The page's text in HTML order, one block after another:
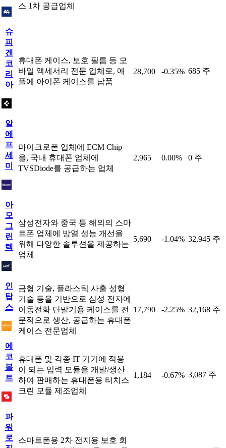
스 1차 공급업체
슈
피
겐
코
리
아
휴대폰 케이스, 보호 필름 등 모
바일 액세서리 전문 업체로, 애
플에 아이폰 케이스를 납품
28,700 -0.35% 685 주
알
에
프
세
미
마이크로폰 업체에 ECM Chip
을, 국내 휴대폰 업체에
TVSDiode를 공급하는 업체
2,965 0.00% 0 주
아
모
그
린
텍
삼성전자와 중국 등 해외의 스마
트폰 업체에 방열 성능 개선을
위해 다양한 솔루션을 제공하는
업체
5,690 -1.04% 32,945 주
인
탑
스
금형 기술, 플라스틱 사출 성형
기술 등을 기반으로 삼성 전자에
이동전화 단말기용 케이스를 전
문적으로 생산, 공급하는 휴대폰
케이스 전문업체
17,790 -2.25% 32,168 주
에
코
볼
트
휴대폰 및 각종 IT 기기에 적용
이 되는 입력 모듈을 개발/생산
하여 판매하는 휴대폰용 터치스
크린 모듈 제조업체
1,184 -0.67% 3,087 주
파
워
로
스마트폰용 2차 전지용 보호 회